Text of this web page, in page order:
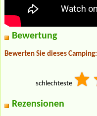
Bewertung
Bewerten Sie dieses Camping:
schlechteste
Rezensionen